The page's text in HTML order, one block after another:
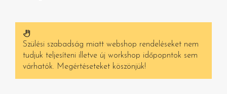
Szülési szabadság miatt webshop rendeléseket nem
tudjuk teljesíteni illetve új workshop időpopntok sem
várhatók. Megértéseteket köszönjük!